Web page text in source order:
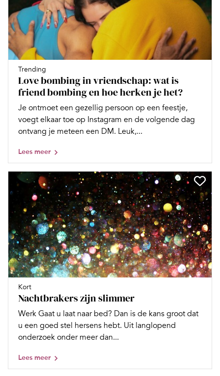
Trending
Love bombing in vriendschap: wat is
friend bombing en hoe herken je het?
Je ontmoet een gezellig persoon op een feestje,
voegt elkaar toe op Instagram en de volgende dag
ontvang je meteen een DM. Leuk,...
Lees meer
Kort
Nachtbrakers zijn slimmer
Werk Gaat u laat naar bed? Dan is de kans groot dat
u een goed stel hersens hebt. Uit langlopend
onderzoek onder meer dan...
Lees meer